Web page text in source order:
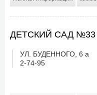
ДЕТСКИЙ САД №33
УЛ. БУДЕННОГО, 6 а
2-74-95